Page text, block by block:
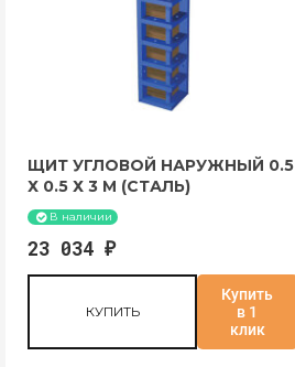
ЩИТ УГЛОВОЙ НАРУЖНЫЙ 0.5
Х 0.5 Х 3 М (СТАЛЬ)
В наличии
23 034 ₽
КУПИТЬ
Купить
в 1
клик